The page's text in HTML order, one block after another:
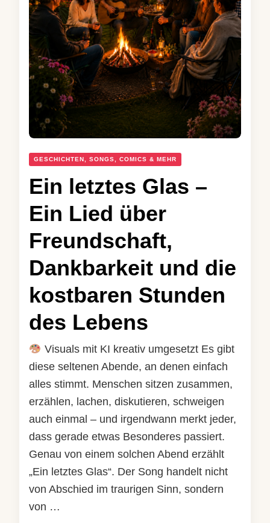
GESCHICHTEN, SONGS, COMICS & MEHR
Ein letztes Glas –
Ein Lied über
Freundschaft,
Dankbarkeit und die
kostbaren Stunden
des Lebens
Visuals mit KI kreativ umgesetzt Es gibt
diese seltenen Abende, an denen einfach
alles stimmt. Menschen sitzen zusammen,
erzählen, lachen, diskutieren, schweigen
auch einmal – und irgendwann merkt jeder,
dass gerade etwas Besonderes passiert.
Genau von einem solchen Abend erzählt
„Ein letztes Glas“. Der Song handelt nicht
von Abschied im traurigen Sinn, sondern
von …